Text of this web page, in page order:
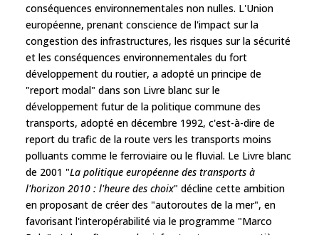
conséquences environnementales non nulles. L'Union
européenne, prenant conscience de l'impact sur la
congestion des infrastructures, les risques sur la sécurité
et les conséquences environnementales du fort
développement du routier, a adopté un principe de
"report modal" dans son Livre blanc sur le
développement futur de la politique commune des
transports, adopté en décembre 1992, c'est-à-dire de
report du trafic de la route vers les transports moins
polluants comme le ferroviaire ou le fluvial. Le Livre blanc
de 2001 "La politique européenne des transports à
l'horizon 2010 : l'heure des choix" décline cette ambition
en proposant de créer des "autoroutes de la mer", en
favorisant l'interopérabilité via le programme "Marco